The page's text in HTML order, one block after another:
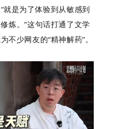
就是为了体验到从敏感到
炼。”这句话打通了文学
不少网友的“精神解药”。